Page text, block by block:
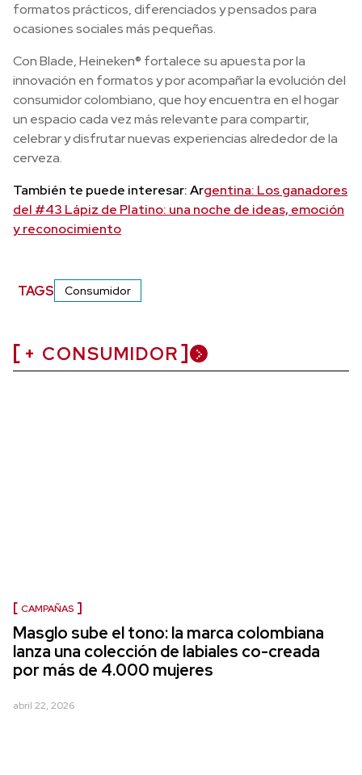
formatos prácticos, diferenciados y pensados para
ocasiones sociales más pequeñas.
Con Blade, Heineken® fortalece su apuesta por la
innovación en formatos y por acompañar la evolución del
consumidor colombiano, que hoy encuentra en el hogar
un espacio cada vez más relevante para compartir,
celebrar y disfrutar nuevas experiencias alrededor de la
cerveza.
También te puede interesar: Argentina: Los ganadores
del #43 Lápiz de Platino: una noche de ideas, emoción
y reconocimiento
TAGS Consumidor
+ CONSUMIDOR
CAMPAÑAS
Masglo sube el tono: la marca colombiana
lanza una colección de labiales co-creada
por más de 4.000 mujeres
abril 22, 2026